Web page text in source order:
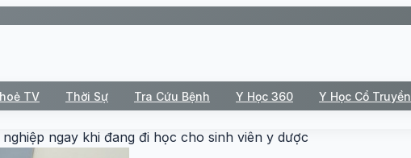
TV Thời Sự Tra Cứu Bệnh Y Học 360 Y Học Cổ Truyền
ngay khi đang đi học cho sinh viên y dược